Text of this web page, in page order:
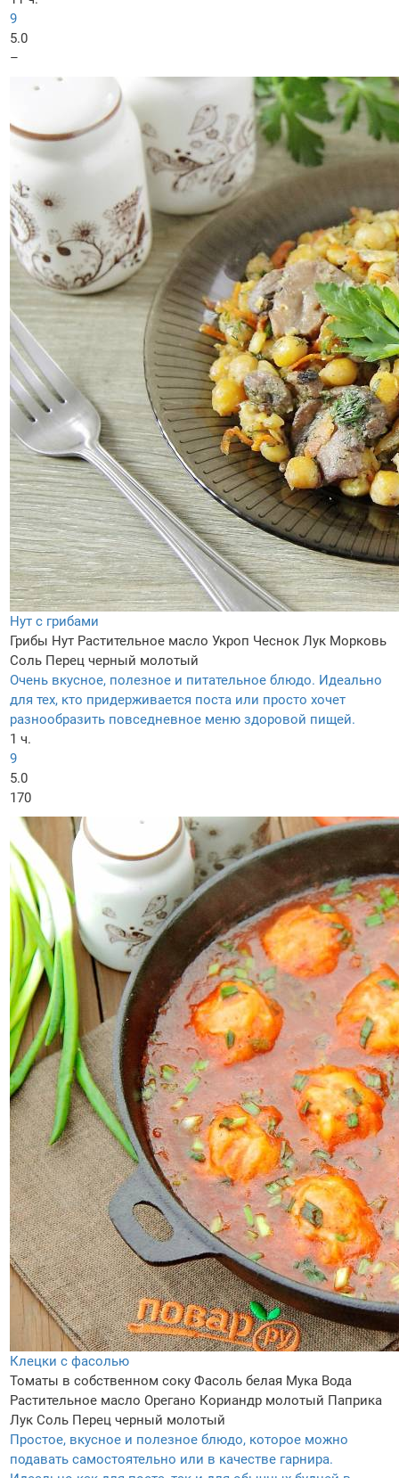
9
5.0
–
Нут с грибами
Грибы Нут Растительное масло Укроп Чеснок Лук Морковь
Соль Перец черный молотый
Очень вкусное, полезное и питательное блюдо. Идеально
для тех, кто придерживается поста или просто хочет
разнообразить повседневное меню здоровой пищей.
1 ч.
9
5.0
170
Клецки с фасолью
Томаты в собственном соку Фасоль белая Мука Вода
Растительное масло Орегано Кориандр молотый Паприка
Лук Соль Перец черный молотый
Простое, вкусное и полезное блюдо, которое можно
подавать самостоятельно или в качестве гарнира.